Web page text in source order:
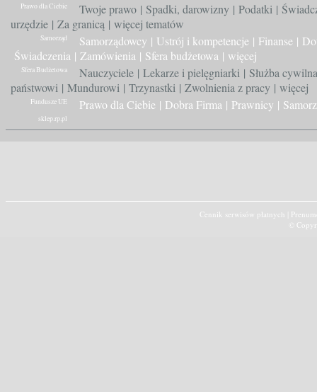
Prawo dla Ciebie Twoje prawo | Spadki, darowizny | Podatki |
urzędzie | Za granicą | więcej tematów
Samorząd Samorządowcy | Ustrój i kompetencje | Finanse |
Świadczenia | Zamówienia | Sfera budżetowa | więcej
Sfera Budżetowa Nauczyciele | Lekarze i pielęgniarki | Służba cywilna
państwowi | Mundurowi | Trzynastki | Zwolnienia z pracy | więcej
Fundusze UE Prawo dla Ciebie | Dobra Firma | Prawnicy |
sklep.rp.pl
Cennik serwisów płatnych
©